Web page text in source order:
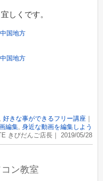
しくです。
好きな事ができるフリー講座｜
編集, 身近な動画を編集しよう
きびだんご店長｜ 2019/05/28
ン教室